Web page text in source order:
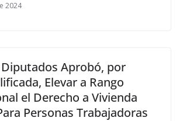
2024
Aprobó, por
Elevar a Rango
el Derecho a Vivienda
Personas Trabajadoras